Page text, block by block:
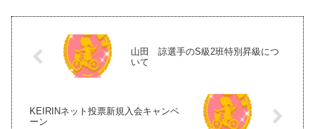
プレゼント！ ランキング１位の
山田 諒選手のS級2班特別昇級につ
いて
KEIRINネット投票新規入会キャンペ
ーン